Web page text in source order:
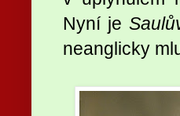
Nyní je
neanglicky